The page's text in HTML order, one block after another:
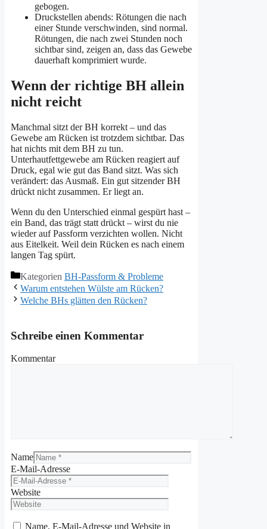
gebogen.
Druckstellen abends: Rötungen die nach
einer Stunde verschwinden, sind normal.
Rötungen, die nach zwei Stunden noch
sichtbar sind, zeigen an, dass das Gewebe
dauerhaft komprimiert wurde.
Wenn der richtige BH allein
nicht reicht
Manchmal sitzt der BH korrekt – und das
Gewebe am Rücken ist trotzdem sichtbar. Das
hat nichts mit dem BH zu tun.
Unterhautfettgewebe am Rücken reagiert auf
Druck, egal wie gut das Band sitzt. Was sich
verändert: das Ausmaß. Ein gut sitzender BH
drückt nicht zusammen. Er liegt an.
Wenn du den Unterschied einmal gespürt hast –
ein Band, das trägt statt drückt – wirst du nie
wieder auf Passform verzichten wollen. Nicht
aus Eitelkeit. Weil dein Rücken es nach einem
langen Tag spürt.
Kategorien BH-Passform & Probleme
Warum entstehen Wülste am Rücken?
Welche BHs glätten den Rücken?
Schreibe einen Kommentar
Kommentar
Name
E-Mail-Adresse
Website
Name, E-Mail-Adresse und Website in